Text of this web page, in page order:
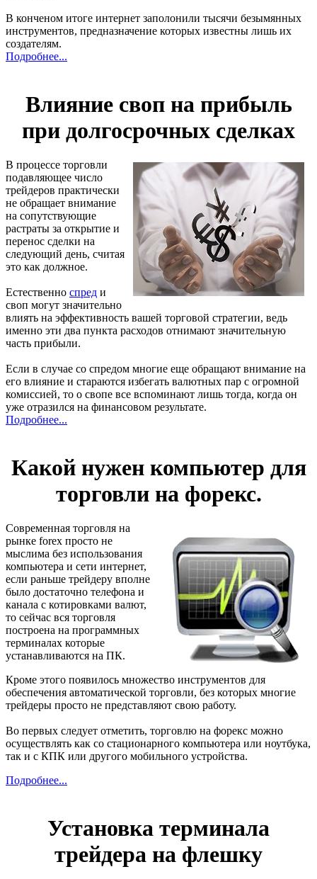
В конченом итоге интернет заполонили тысячи безымянных
инструментов, предназначение которых известны лишь их
создателям.
Подробнее...
Влияние своп на прибыль
при долгосрочных сделках
В процессе торговли
подавляющее число
трейдеров практически
не обращает внимание
на сопутствующие
растраты за открытие и
перенос сделки на
следующий день, считая
это как должное.
Естественно спред и
своп могут значительно
влиять на эффективность вашей торговой стратегии, ведь
именно эти два пункта расходов отнимают значительную
часть прибыли.
Если в случае со спредом многие еще обращают внимание на
его влияние и стараются избегать валютных пар с огромной
комиссией, то о свопе все вспоминают лишь тогда, когда он
уже отразился на финансовом результате.
Подробнее...
Какой нужен компьютер для
торговли на форекс.
Современная торговля на
рынке forex просто не
мыслима без использования
компьютера и сети интернет,
если раньше трейдеру вполне
было достаточно телефона и
канала с котировками валют,
то сейчас вся торговля
построена на программных
терминалах которые
устанавливаются на ПК.
Кроме этого появилось множество инструментов для
обеспечения автоматической торговли, без которых многие
трейдеры просто не представляют свою работу.
Во первых следует отметить, торговлю на форекс можно
осуществлять как со стационарного компьютера или ноутбука,
так и с КПК или другого мобильного устройства.
Подробнее...
Установка терминала
трейдера на флешку